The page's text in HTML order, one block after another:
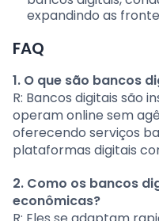
expandindo as
FAQ
1. O que são bancos
R: Bancos digitais são
operam online sem
oferecendo serviços
plataformas digitais
2. Como os bancos
econômicas?